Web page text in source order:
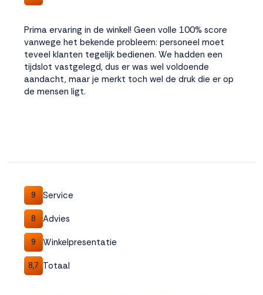
Prima ervaring in de winkel! Geen volle 100% score
vanwege het bekende probleem: personeel moet
teveel klanten tegelijk bedienen. We hadden een
tijdslot vastgelegd, dus er was wel voldoende
aandacht, maar je merkt toch wel de druk die er op
de mensen ligt.
9 Service
8 Advies
9 Winkelpresentatie
8,7 Totaal